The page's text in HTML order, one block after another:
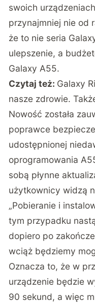
swoich
przynajmniej nie od
że to nie seria
ulepszenie, a
Galaxy A55.
Czytaj też: Galaxy
nasze zdrowie.
Nowość została
poprawce
udostępnionej
oprogramowania
sobą płynne
użytkownicy widzą
„Pobieranie i
tym przypadku
dopiero po
wciąż będziemy
Oznacza to, że w
urządzenie będzie
90 sekund, a więc